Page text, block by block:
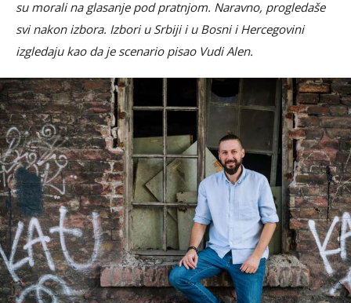
su morali na glasanje pod pratnjom. Naravno, progledaše
svi nakon izbora. Izbori u Srbiji i u Bosni i Hercegovini
izgledaju kao da je scenario pisao Vudi Alen.